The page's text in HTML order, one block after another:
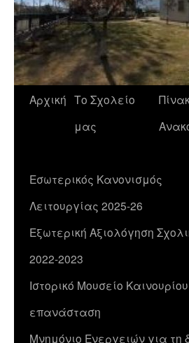
Μετάβαση
Αρχική Το Σχολείο
μας
Εσωτερικός Κανονισμός
Λειτουργίας 2025-26
Εξωτερική Αξιολόγηση
2022-2023
Ιστορικό Μουσείο
επανάσταση
Μνημόνιο Ενεργειών για